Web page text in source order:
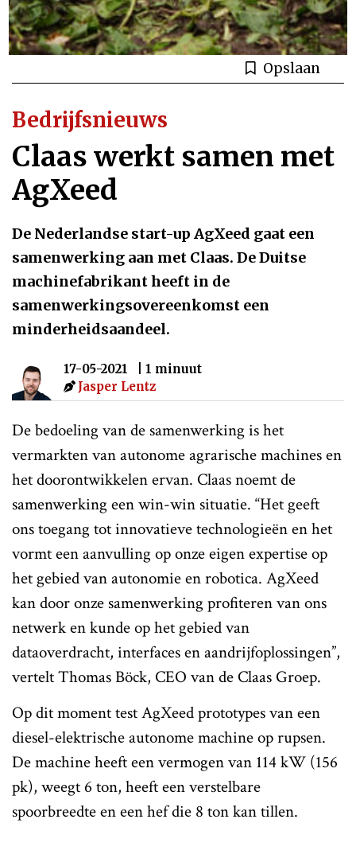
Opslaan
Bedrijfsnieuws
Claas werkt samen met
AgXeed
De Nederlandse start-up AgXeed gaat een
samenwerking aan met Claas. De Duitse
machinefabrikant heeft in de
samenwerkingsovereenkomst een
minderheidsaandeel.
17-05-2021
| 1 minuut
Jasper Lentz
De bedoeling van de samenwerking is het
vermarkten van autonome agrarische machines en
het doorontwikkelen ervan. Claas noemt de
samenwerking een win-win situatie. “Het geeft
ons toegang tot innovatieve technologieën en het
vormt een aanvulling op onze eigen expertise op
het gebied van autonomie en robotica. AgXeed
kan door onze samenwerking profiteren van ons
netwerk en kunde op het gebied van
dataoverdracht, interfaces en aandrijfoplossingen”,
vertelt Thomas Böck, CEO van de Claas Groep.
Op dit moment test AgXeed prototypes van een
diesel-elektrische autonome machine op rupsen.
De machine heeft een vermogen van 114 kW (156
pk), weegt 6 ton, heeft een verstelbare
spoorbreedte en een hef die 8 ton kan tillen.